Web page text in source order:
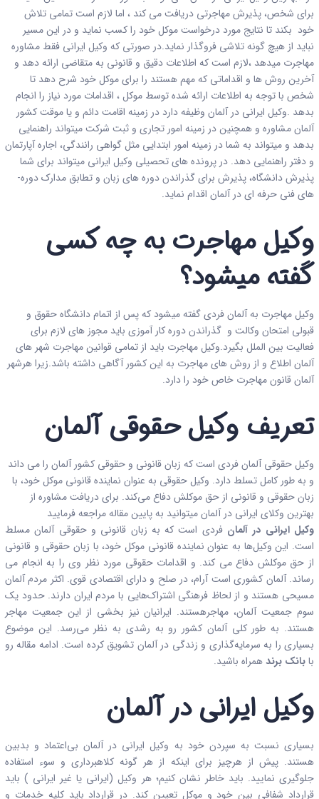
برای شخص، پذیرش مهاجرتی دریافت می کند ، اما لازم است تمامی تلاش
خود بکند تا نتایج مورد درخواست موکل خود را کسب نماید و در این مسیر
نباید از هیچ گونه تلاشی فروگذار نماید.در صورتی که وکیل ایرانی فقط مشاوره
مهاجرت میدهد ،لازم است که اطلاعات دقیق و قانونی به متقاضی ارائه دهد و
آخرین روش ها و اقداماتی که مهم هستند را برای موکل خود شرح دهد تا
شخص با توجه به اطلاعات ارائه شده توسط موکل ، اقدامات مورد نیاز را انجام
بدهد .وکیل ایرانی در آلمان وظیفه دارد در زمینه اقامت دائم و یا موقت کشور
آلمان مشاوره و همچنین در زمینه امور تجاری و ثبت شرکت میتواند راهنمایی
بدهد و میتواند به شما در زمینه امور ابتدایی مثل گواهی رانندگی، اجاره آپارتمان
و دفتر راهنمایی دهد. در پرونده ­های تحصیلی وکیل ایرانی میتواند برای شما
پذیرش دانشگاه­، پذیرش برای گذراندن دوره­ های زبان و تطابق مدارک دوره­
های فنی حرفه ­ای در آلمان اقدام نماید.
وکیل مهاجرت به چه کسی
گفته میشود؟
وکیل مهاجرت به آلمان فردی گفته میشود که پس از اتمام دانشگاه حقوق و
قبولی امتحان وکالت و گذراندن دوره کار آموزی باید مجوز های لازم برای
فعالیت بین الملل بگیرد.وکیل مهاجرت باید از تمامی قوانین مهاجرت شهر های
آلمان اطلاع و از روش های مهاجرت به این کشور آگاهی داشته باشد.زیرا هرشهر
آلمان قانون مهاجرت خاص خود را دارد.
تعریف وکیل حقوقی آلمان
وکیل حقوقی آلمان فردی است که زبان قانونی و حقوقی کشور آلمان را می داند
و به طور کامل تسلط دارد. وکیل حقوقی به عنوان نماینده قانونی موکل خود، با
زبان حقوقی و قانونی از حق موکلش دفاع می‌کند. برای دریافت مشاوره از
بهترین وکلای ایرانی در آلمان میتوانید به پایین مقاله مراجعه فرمایید
وکیل ایرانی در آلمانفردی است که به زبان قانونی و حقوقی آلمان مسلط
است. این وکیل‌ها به عنوان نماینده قانونی موکل خود، با زبان حقوقی و قانونی
از حق موکلش دفاع می کند. و اقدامات حقوقی مورد نظر وی را به انجام می
رساند. آلمان کشوری است آرام، در صلح و دارای اقتصادی قوی. اکثر مردم آلمان
مسیحی هستند و از لحاظ فرهنگی اشتراک‌هایی با مردم ایران دارند. حدود یک
سوم جمعیت آلمان، مهاجرهستند. ایرانیان نیز بخشی از این جمعیت مهاجر
هستند. به طور کلی آلمان کشور رو به رشدی به نظر می‌رسد. این موضوع
بسیاری را به سرمایه‌گذاری و زندگی در آلمان تشویق کرده است. ادامه مقاله رو
بابانک برندهمراه باشید.
وکیل ایرانی در آلمان
بسیاری نسبت به سپردن خود به وکیل ایرانی در آلمان بی‌اعتماد و بدبین
هستند. پیش از هرچیز برای اینکه از هر گونه کلاهبرداری و سوء استفاده
جلوگیری نمایید. باید خاطر نشان کنیم؛ هر وکیل (ایرانی یا غیر ایرانی ) باید
قرارداد شفافی بین خود و موکل تعیین کند. در قرارداد باید کلیه خدمات و